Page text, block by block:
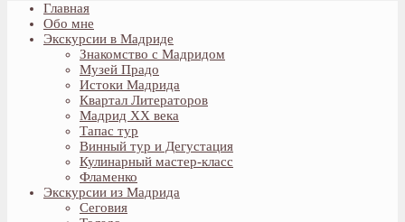
Главная
Обо мне
Экскурсии в Мадриде
Знакомство с Мадридом
Музей Прадо
Истоки Мадрида
Квартал Литераторов
Мадрид XX века
Тапас тур
Винный тур и Дегустация
Кулинарный мастер-класс
Фламенко
Экскурсии из Мадрида
Сеговия